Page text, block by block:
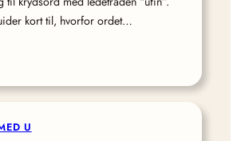
kort til, hvorfor ordet…
U